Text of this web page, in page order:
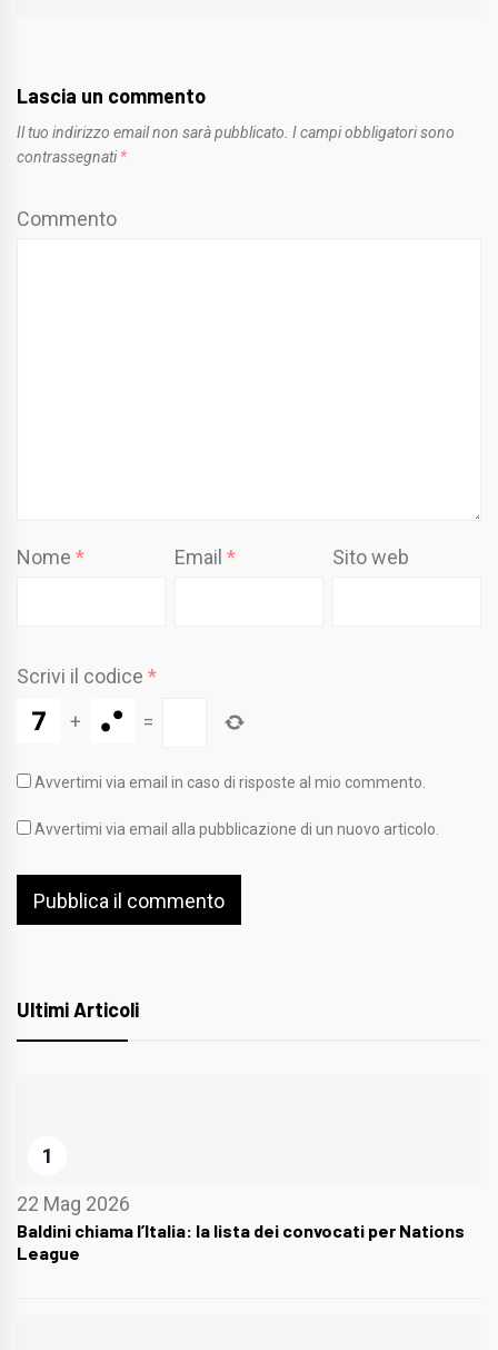
Lascia un commento
Il tuo indirizzo email non sarà pubblicato. I campi obbligatori sono
contrassegnati *
Commento
Nome * Email* Sito web
Scrivi il codice *
+
=
Avvertimi via email in caso di risposte al mio commento.
Avvertimi via email alla pubblicazione di un nuovo articolo.
Ultimi Articoli
1
22 Mag 2026
Baldini chiama l’Italia: la lista dei convocati per Nations
League